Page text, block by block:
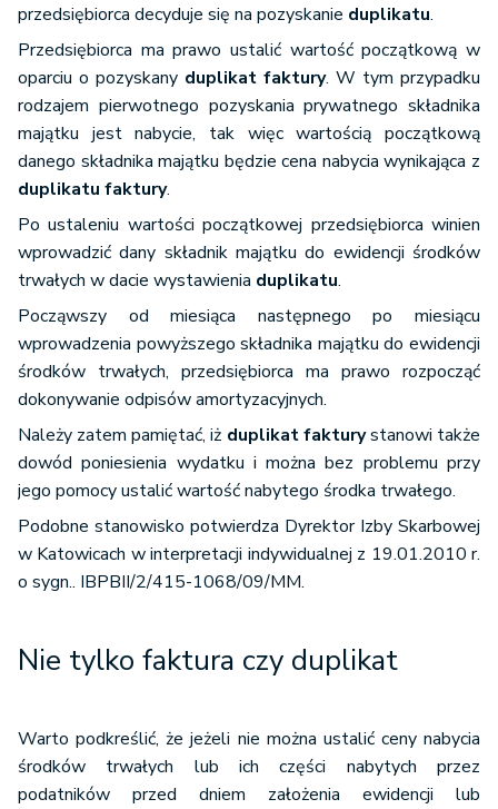
przedsiębiorca decyduje się na pozyskanie duplikatu.
Przedsiębiorca ma prawo ustalić wartość początkową w
oparciu o pozyskany duplikat faktury. W tym przypadku
rodzajem pierwotnego pozyskania prywatnego składnika
majątku jest nabycie, tak więc wartością początkową
danego składnika majątku będzie cena nabycia wynikająca z
duplikatu faktury.
Po ustaleniu wartości początkowej przedsiębiorca winien
wprowadzić dany składnik majątku do ewidencji środków
trwałych w dacie wystawienia duplikatu.
Począwszy od miesiąca następnego po miesiącu
wprowadzenia powyższego składnika majątku do ewidencji
środków trwałych, przedsiębiorca ma prawo rozpocząć
dokonywanie odpisów amortyzacyjnych.
Należy zatem pamiętać, iż duplikat fakturystanowi także
dowód poniesienia wydatku i można bez problemu przy
jego pomocy ustalić wartość nabytego środka trwałego.
Podobne stanowisko potwierdza Dyrektor Izby Skarbowej
w Katowicach w interpretacji indywidualnej z 19.01.2010 r.
o sygn.. IBPBII/2/415-1068/09/MM.
Nie tylko faktura czy duplikat
Warto podkreślić, że jeżeli nie można ustalić ceny nabycia
środków trwałych lub ich części nabytych przez
podatników przed dniem założenia ewidencji lub